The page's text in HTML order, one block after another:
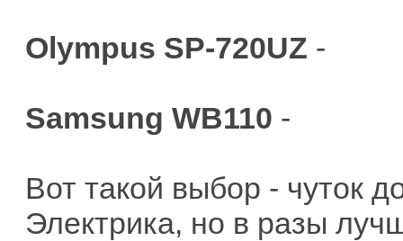
Olympus SP-720UZ -
Samsung WB110 -
Вот такой выбор - чуток
Электрика, но в разы